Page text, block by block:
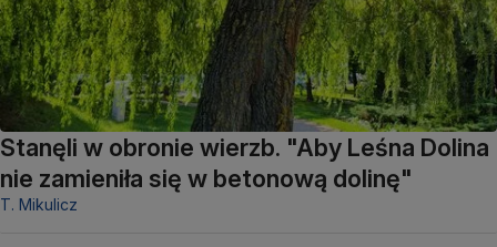
Stanęli w obronie wierzb. "Aby Leśna Dolina
nie zamieniła się w betonową dolinę"
T. Mikulicz